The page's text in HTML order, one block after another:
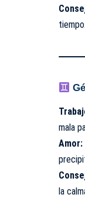
tiempo.
mala
Amor:
la